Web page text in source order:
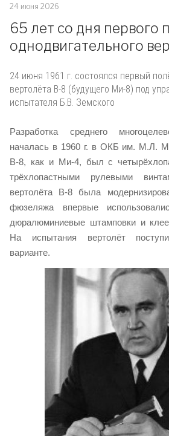
24 июня 2026
65 лет со дня первого
однодвигательного
24 июня 1961 г. состоялся первый
вертолёта В-8 (будущего Ми-8) под
испытателя Б.В. Земского
Разработка среднего
началась в 1960 г. в ОКБ им. М.Л.
В-8, как и Ми-4, был с
трёхлопастными рулевыми
вертолёта В-8 была
фюзеляжа впервые
дюралюминиевые штамповки и
На испытания вертолёт
варианте.